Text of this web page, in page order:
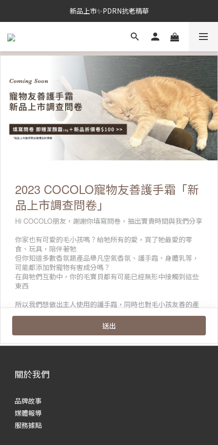
新品上市✨PDRN抗老精華
新品上市✨PDRN抗老精華
全館免運。滿額送正貨
新品上市✨PDRN抗老精華
關於我們
品牌故事
媒體報導
服務據點